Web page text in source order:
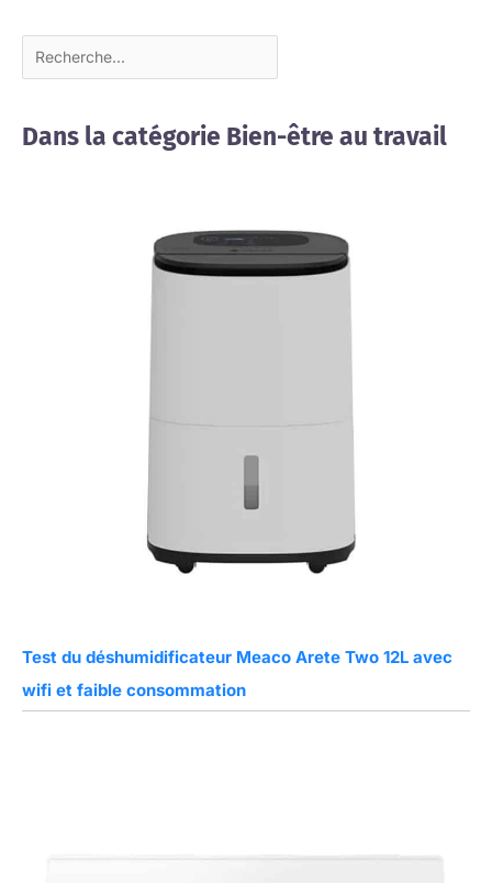
Dans la catégorie Bien-être au travail
Test du déshumidificateur Meaco Arete Two 12L avec
wifi et faible consommation